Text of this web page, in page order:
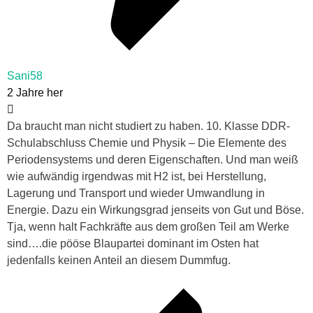
Sani58
2 Jahre her
Da braucht man nicht studiert zu haben. 10. Klasse DDR-
Schulabschluss Chemie und Physik – Die Elemente des
Periodensystems und deren Eigenschaften. Und man weiß
wie aufwändig irgendwas mit H2 ist, bei Herstellung,
Lagerung und Transport und wieder Umwandlung in
Energie. Dazu ein Wirkungsgrad jenseits von Gut und Böse.
Tja, wenn halt Fachkräfte aus dem großen Teil am Werke
sind….die pööse Blaupartei dominant im Osten hat
jedenfalls keinen Anteil an diesem Dummfug.